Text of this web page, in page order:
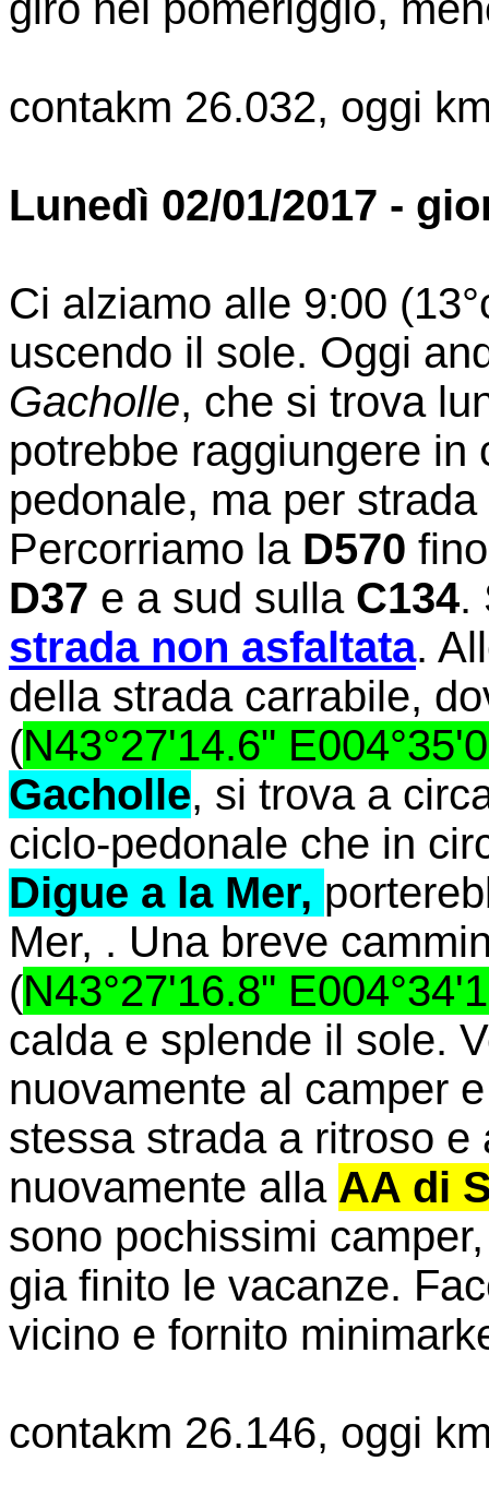
contakm 26.032, oggi
Lunedì 02/01/2017 -
Ci alziamo alle 9:00
uscendo il sole. Oggi
Gacholle, che si trova
potrebbe raggiungere
pedonale, ma per
Percorriamo la D570
D37 e a sud sulla C134.
strada non asfaltata.
della strada carrabile,
(N43°27'14.6"
Gacholle, si trova a
ciclo-pedonale che in
Digue a la Mer,
Mer, . Una breve
(N43°27'16.8"
calda e splende il sole.
nuovamente al camper
stessa strada a ritroso e
nuovamente alla AA di
sono pochissimi
gia finito le vacanze.
vicino e fornito
contakm 26.146, oggi